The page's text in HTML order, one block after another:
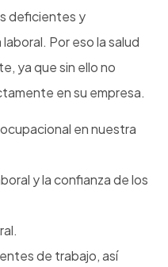
deficientes y
Por eso la salud
ya que sin ello no
en su empresa.
en nuestra
y la confianza de los
de trabajo, así